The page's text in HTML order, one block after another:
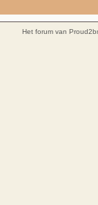
Het forum van